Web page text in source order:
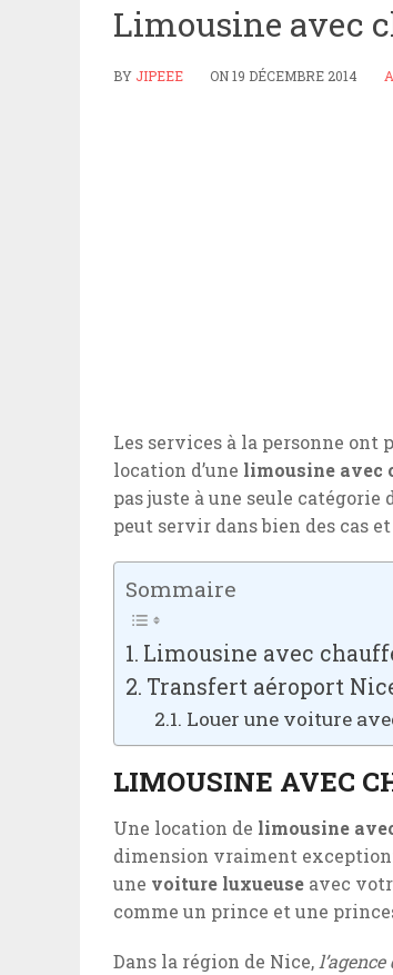
Limousine avec
BY JIPEEE ON19 DÉCEMBRE 2014
Les services à la personne ont
location d’une limousine avec
pas juste à une seule
peut servir dans bien des cas
Sommaire
Limousine avec
Transfert aéroport
Louer une voiture
LIMOUSINE AVEC
Une location de limousine
dimension vraiment
une voiture luxueuse avec
comme un prince et une
Dans la région de Nice,